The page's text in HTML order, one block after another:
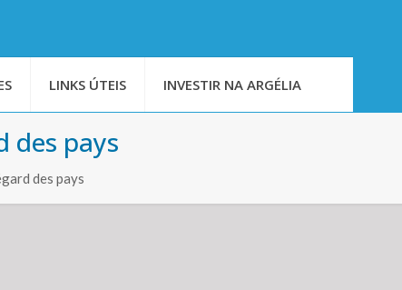
LINKS ÚTEIS INVESTIR NA ARGÉLIA
des pays
des pays